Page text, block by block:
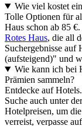
Wie viel kostet
Tolle Optionen für
Haus schon ab 85
Rotes Haus, die all
Suchergebnisse auf
(aufsteigend)" und
Wie kann ich bei
Prämien sammeln?
Entdecke auf
Suche auch unter
Hotelpreisen, um
verreist, verpasse